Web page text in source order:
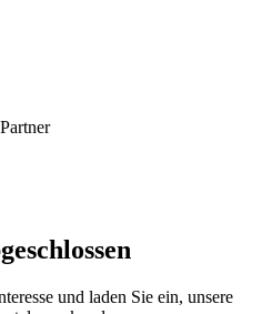
und laden Sie ein, unsere